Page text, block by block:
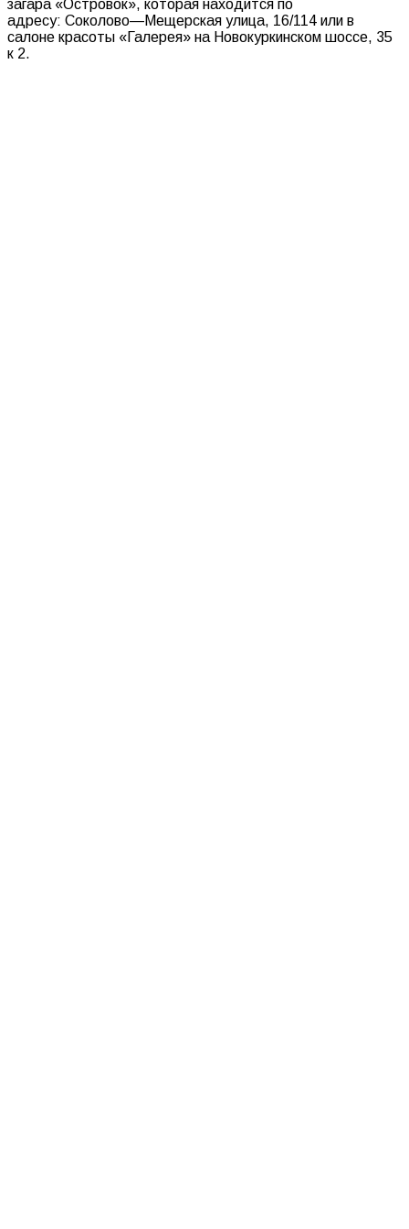
загара «Островок», которая находится по
адресу: Соколово—Мещерская улица, 16/114 или в
салоне красоты «Галерея» на Новокуркинском шоссе, 35
к 2.